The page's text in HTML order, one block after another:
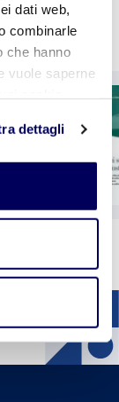
dati web,
combinarle
che hanno
vuole saperne
di
"Rifiuta".
dettagli